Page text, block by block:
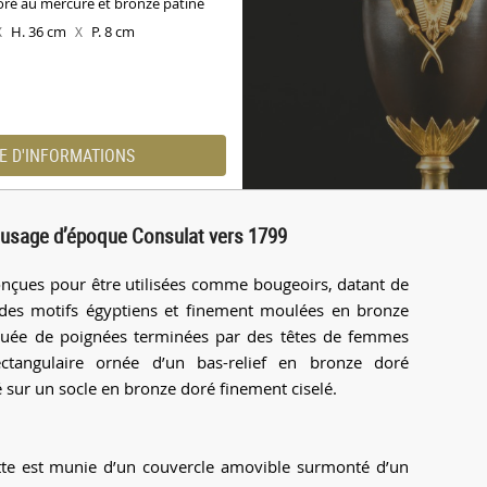
H. 36 cm X P. 8 cm
D'INFORMATIONS
d’époque Consulat vers 1799
pour être utilisées comme bougeoirs, datant de
motifs égyptiens et finement moulées en bronze
de poignées terminées par des têtes de femmes
ornée d’un bas-relief en bronze doré
un socle en bronze doré finement ciselé.
est munie d’un couvercle amovible surmonté d’un